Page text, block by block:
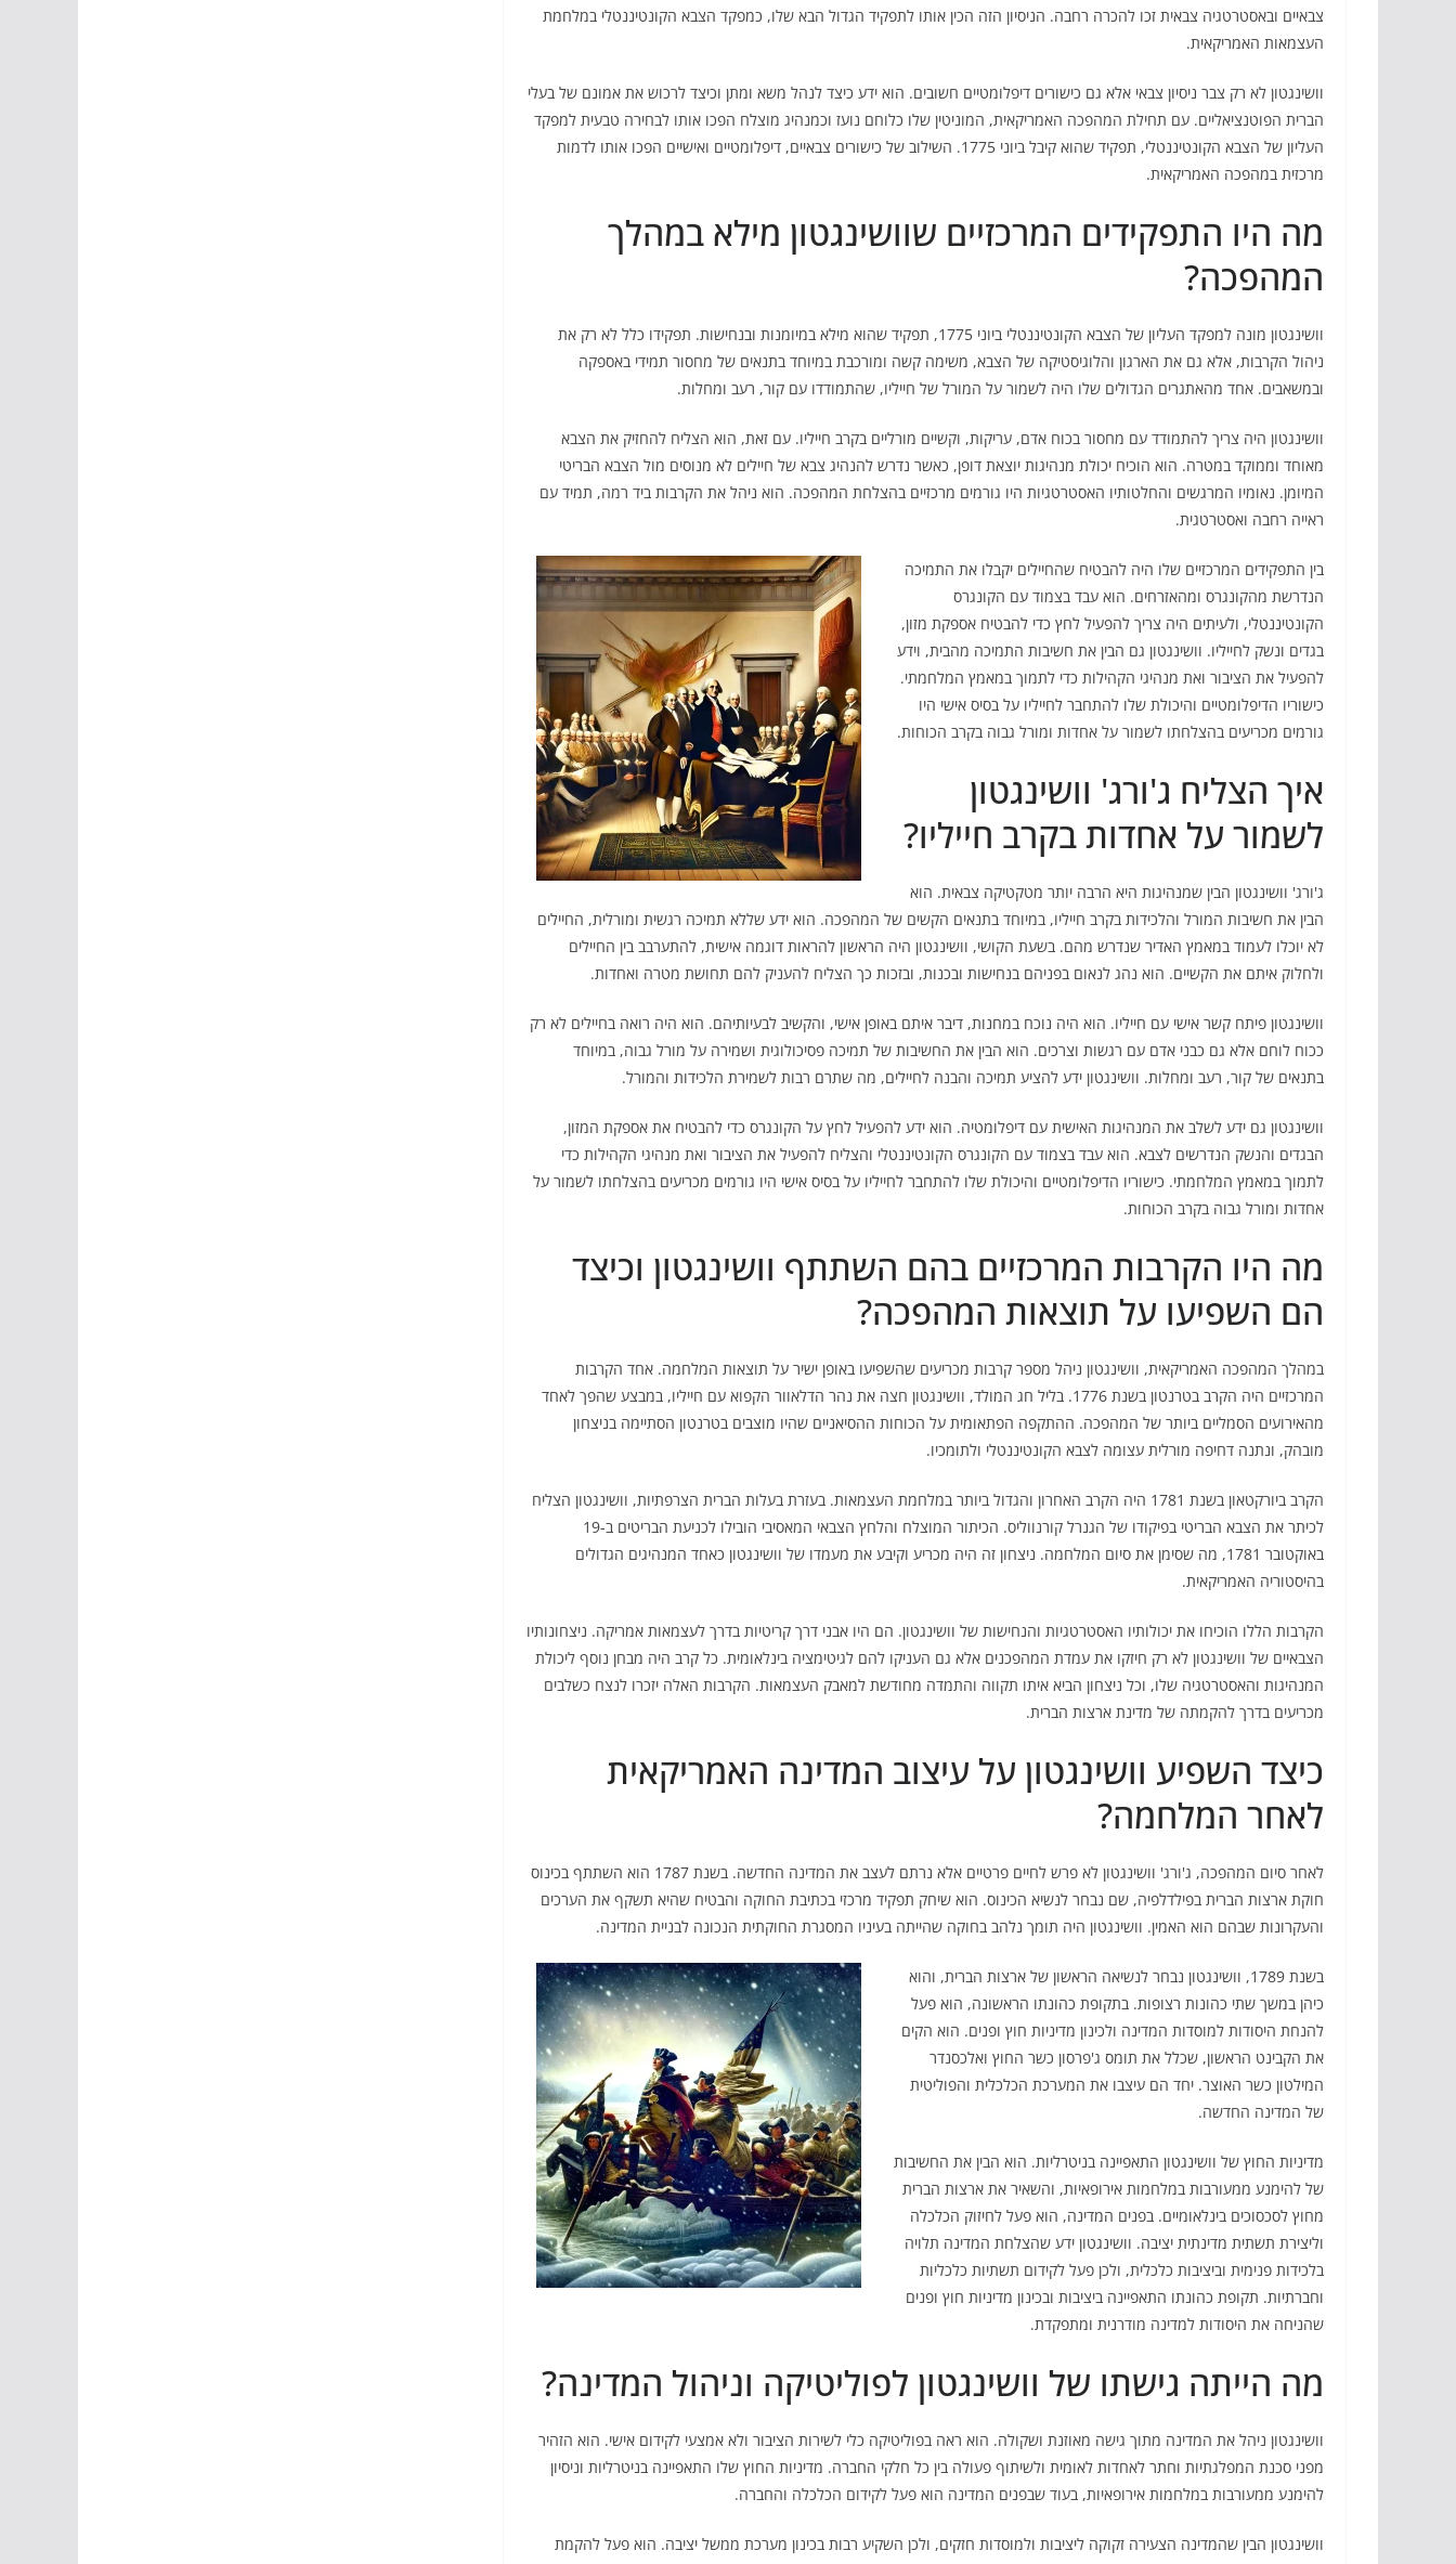
צבאיים ובאסטרטגיה צבאית זכו להכרה רחבה. הניסיון הזה הכין אותו לתפקיד הגדול הבא שלו, כמפקד הצבא הקונטיננטלי במלחמת
העצמאות האמריקאית.
וושינגטון לא רק צבר ניסיון צבאי אלא גם כישורים דיפלומטיים חשובים. הוא ידע כיצד לנהל משא ומתן וכיצד לרכוש את אמונם של בעלי
הברית הפוטנציאליים. עם תחילת המהפכה האמריקאית, המוניטין שלו כלוחם נועז וכמנהיג מוצלח הפכו אותו לבחירה טבעית למפקד
העליון של הצבא הקונטיננטלי, תפקיד שהוא קיבל ביוני 1775. השילוב של כישורים צבאיים, דיפלומטיים ואישיים הפכו אותו לדמות
מרכזית במהפכה האמריקאית.
מה היו התפקידים המרכזיים שוושינגטון מילא במהלך
המהפכה?
וושינגטון מונה למפקד העליון של הצבא הקונטיננטלי ביוני 1775, תפקיד שהוא מילא במיומנות ובנחישות. תפקידו כלל לא רק את
ניהול הקרבות, אלא גם את הארגון והלוגיסטיקה של הצבא, משימה קשה ומורכבת במיוחד בתנאים של מחסור תמידי באספקה
ובמשאבים. אחד מהאתגרים הגדולים שלו היה לשמור על המורל של חייליו, שהתמודדו עם קור, רעב ומחלות.
וושינגטון היה צריך להתמודד עם מחסור בכוח אדם, עריקות, וקשיים מורליים בקרב חייליו. עם זאת, הוא הצליח להחזיק את הצבא
מאוחד וממוקד במטרה. הוא הוכיח יכולת מנהיגות יוצאת דופן, כאשר נדרש להנהיג צבא של חיילים לא מנוסים מול הצבא הבריטי
המיומן. נאומיו המרגשים והחלטותיו האסטרטגיות היו גורמים מרכזיים בהצלחת המהפכה. הוא ניהל את הקרבות ביד רמה, תמיד עם
ראייה רחבה ואסטרטגית.
בין התפקידים המרכזיים שלו היה להבטיח שהחיילים יקבלו את התמיכה
הנדרשת מהקונגרס ומהאזרחים. הוא עבד בצמוד עם הקונגרס
הקונטיננטלי, ולעיתים היה צריך להפעיל לחץ כדי להבטיח אספקת מזון,
בגדים ונשק לחייליו. וושינגטון גם הבין את חשיבות התמיכה מהבית, וידע
להפעיל את הציבור ואת מנהיגי הקהילות כדי לתמוך במאמץ המלחמתי.
כישוריו הדיפלומטיים והיכולת שלו להתחבר לחייליו על בסיס אישי היו
גורמים מכריעים בהצלחתו לשמור על אחדות ומורל גבוה בקרב הכוחות.
איך הצליח ג'ורג' וושינגטון
לשמור על אחדות בקרב חייליו?
ג'ורג' וושינגטון הבין שמנהיגות היא הרבה יותר מטקטיקה צבאית. הוא
הבין את חשיבות המורל והלכידות בקרב חייליו, במיוחד בתנאים הקשים של המהפכה. הוא ידע שללא תמיכה רגשית ומורלית, החיילים
לא יוכלו לעמוד במאמץ האדיר שנדרש מהם. בשעת הקושי, וושינגטון היה הראשון להראות דוגמה אישית, להתערבב בין החיילים
ולחלוק איתם את הקשיים. הוא נהג לנאום בפניהם בנחישות ובכנות, ובזכות כך הצליח להעניק להם תחושת מטרה ואחדות.
וושינגטון פיתח קשר אישי עם חייליו. הוא היה נוכח במחנות, דיבר איתם באופן אישי, והקשיב לבעיותיהם. הוא היה רואה בחיילים לא רק
ככוח לוחם אלא גם כבני אדם עם רגשות וצרכים. הוא הבין את החשיבות של תמיכה פסיכולוגית ושמירה על מורל גבוה, במיוחד
בתנאים של קור, רעב ומחלות. וושינגטון ידע להציע תמיכה והבנה לחיילים, מה שתרם רבות לשמירת הלכידות והמורל.
וושינגטון גם ידע לשלב את המנהיגות האישית עם דיפלומטיה. הוא ידע להפעיל לחץ על הקונגרס כדי להבטיח את אספקת המזון,
הבגדים והנשק הנדרשים לצבא. הוא עבד בצמוד עם הקונגרס הקונטיננטלי והצליח להפעיל את הציבור ואת מנהיגי הקהילות כדי
לתמוך במאמץ המלחמתי. כישוריו הדיפלומטיים והיכולת שלו להתחבר לחייליו על בסיס אישי היו גורמים מכריעים בהצלחתו לשמור על
אחדות ומורל גבוה בקרב הכוחות.
מה היו הקרבות המרכזיים בהם השתתף וושינגטון וכיצד
הם השפיעו על תוצאות המהפכה?
במהלך המהפכה האמריקאית, וושינגטון ניהל מספר קרבות מכריעים שהשפיעו באופן ישיר על תוצאות המלחמה. אחד הקרבות
המרכזיים היה הקרב בטרנטון בשנת 1776. בליל חג המולד, וושינגטון חצה את נהר הדלאוור הקפוא עם חייליו, במבצע שהפך לאחד
מהאירועים הסמליים ביותר של המהפכה. ההתקפה הפתאומית על הכוחות ההסיאניים שהיו מוצבים בטרנטון הסתיימה בניצחון
מובהק, ונתנה דחיפה מורלית עצומה לצבא הקונטיננטלי ולתומכיו.
הקרב ביורקטאון בשנת 1781 היה הקרב האחרון והגדול ביותר במלחמת העצמאות. בעזרת בעלות הברית הצרפתיות, וושינגטון הצליח
לכיתר את הצבא הבריטי בפיקודו של הגנרל קורנווליס. הכיתור המוצלח והלחץ הצבאי המאסיבי הובילו לכניעת הבריטים ב-19
באוקטובר 1781, מה שסימן את סיום המלחמה. ניצחון זה היה מכריע וקיבע את מעמדו של וושינגטון כאחד המנהיגים הגדולים
בהיסטוריה האמריקאית.
הקרבות הללו הוכיחו את יכולותיו האסטרטגיות והנחישות של וושינגטון. הם היו אבני דרך קריטיות בדרך לעצמאות אמריקה. ניצחונותיו
הצבאיים של וושינגטון לא רק חיזקו את עמדת המהפכנים אלא גם העניקו להם לגיטימציה בינלאומית. כל קרב היה מבחן נוסף ליכולת
המנהיגות והאסטרטגיה שלו, וכל ניצחון הביא איתו תקווה והתמדה מחודשת למאבק העצמאות. הקרבות האלה יזכרו לנצח כשלבים
מכריעים בדרך להקמתה של מדינת ארצות הברית.
כיצד השפיע וושינגטון על עיצוב המדינה האמריקאית
לאחר המלחמה?
לאחר סיום המהפכה, ג'ורג' וושינגטון לא פרש לחיים פרטיים אלא נרתם לעצב את המדינה החדשה. בשנת 1787 הוא השתתף בכינוס
חוקת ארצות הברית בפילדלפיה, שם נבחר לנשיא הכינוס. הוא שיחק תפקיד מרכזי בכתיבת החוקה והבטיח שהיא תשקף את הערכים
והעקרונות שבהם הוא האמין. וושינגטון היה תומך נלהב בחוקה שהייתה בעיניו המסגרת החוקתית הנכונה לבניית המדינה.
בשנת 1789, וושינגטון נבחר לנשיאה הראשון של ארצות הברית, והוא
כיהן במשך שתי כהונות רצופות. בתקופת כהונתו הראשונה, הוא פעל
להנחת היסודות למוסדות המדינה ולכינון מדיניות חוץ ופנים. הוא הקים
את הקבינט הראשון, שכלל את תומס ג'פרסון כשר החוץ ואלכסנדר
המילטון כשר האוצר. יחד הם עיצבו את המערכת הכלכלית והפוליטית
של המדינה החדשה.
מדיניות החוץ של וושינגטון התאפיינה בניטרליות. הוא הבין את החשיבות
של להימנע ממעורבות במלחמות אירופאיות, והשאיר את ארצות הברית
מחוץ לסכסוכים בינלאומיים. בפנים המדינה, הוא פעל לחיזוק הכלכלה
וליצירת תשתית מדינתית יציבה. וושינגטון ידע שהצלחת המדינה תלויה
בלכידות פנימית וביציבות כלכלית, ולכן פעל לקידום תשתיות כלכליות
וחברתיות. תקופת כהונתו התאפיינה ביציבות ובכינון מדיניות חוץ ופנים
שהניחה את היסודות למדינה מודרנית ומתפקדת.
מה הייתה גישתו של וושינגטון לפוליטיקה וניהול המדינה?
וושינגטון ניהל את המדינה מתוך גישה מאוזנת ושקולה. הוא ראה בפוליטיקה כלי לשירות הציבור ולא אמצעי לקידום אישי. הוא הזהיר
מפני סכנת המפלגתיות וחתר לאחדות לאומית ולשיתוף פעולה בין כל חלקי החברה. מדיניות החוץ שלו התאפיינה בניטרליות וניסיון
להימנע ממעורבות במלחמות אירופאיות, בעוד שבפנים המדינה הוא פעל לקידום הכלכלה והחברה.
וושינגטון הבין שהמדינה הצעירה זקוקה ליציבות ולמוסדות חזקים, ולכן השקיע רבות בכינון מערכת ממשל יציבה. הוא פעל להקמת